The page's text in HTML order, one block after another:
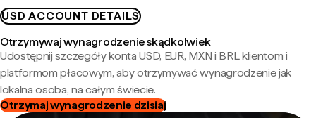
USD ACCOUNT DETAILS
Otrzymywaj wynagrodzenie skądkolwiek
Udostępnij szczegóły konta USD, EUR, MXN i BRL klientom i
platformom płacowym, aby otrzymywać wynagrodzenie jak
lokalna osoba, na całym świecie.
Otrzymaj wynagrodzenie dzisiaj